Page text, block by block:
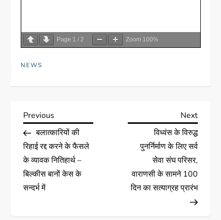
Page 1 / 2 Zoom 100%
NEWS
Previous
बलात्कारियों की
रिहाई रद्द करने के फैसले
के व्यावक नितिहार्थ –
बिल्कीस बानों केस के
सन्दर्भ में
Next
विध्वंस के विरुद्ध
पुनर्निर्माण के लिए सर्व
सेवा संघ परिसर,
वाराणसी के सामने 100
दिन का सत्याग्रह प्रारंभ